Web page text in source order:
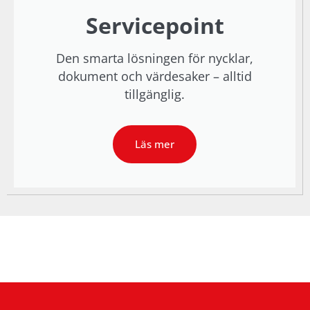
Servicepoint
Den smarta lösningen för nycklar,
dokument och värdesaker – alltid
tillgänglig.
Läs mer